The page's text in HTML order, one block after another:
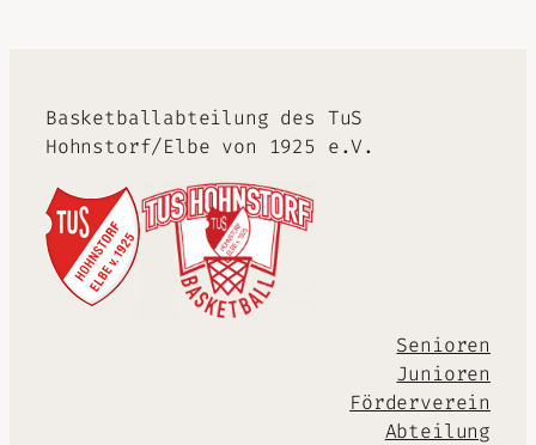
Basketballabteilung des TuS
Hohnstorf/Elbe von 1925 e.V.
Senioren
Junioren
Förderverein
Abteilung